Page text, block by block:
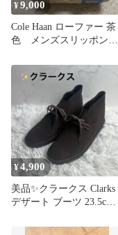
¥9,000
Cole Haan ローファー 茶
色 メンズスリッポン
¥4,900
美品✨クラークス Clarks
デザート ブーツ 23.5cm